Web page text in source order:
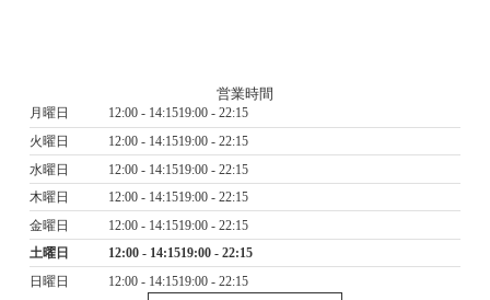
営業時間
月曜日
12:00 - 14:1519:00 - 22:15
火曜日
12:00 - 14:1519:00 - 22:15
水曜日
12:00 - 14:1519:00 - 22:15
木曜日
12:00 - 14:1519:00 - 22:15
金曜日
12:00 - 14:1519:00 - 22:15
土曜日
12:00 - 14:1519:00 - 22:15
日曜日
12:00 - 14:1519:00 - 22:15